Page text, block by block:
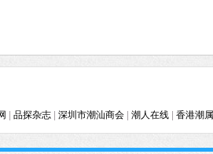
品探杂志 深圳市潮汕商会 潮人在线 香港潮